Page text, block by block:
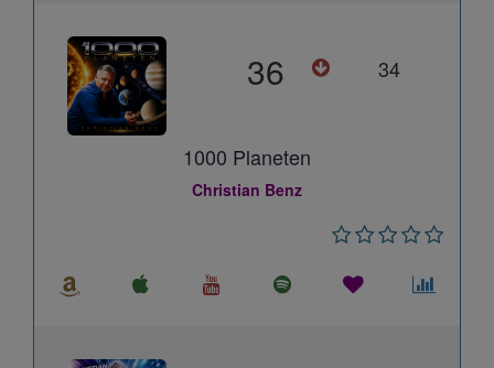
36 34
1000 Planeten
Christian Benz